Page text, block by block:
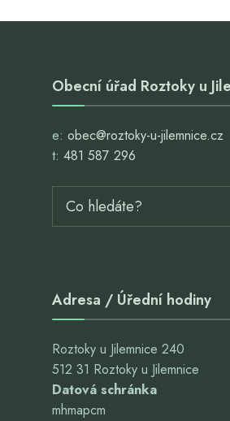
Obecní úřad Roztoky u
e: obec@roztoky-u-jilemnice.cz
t: 481 587 296
Adresa / Úřední hodiny
Roztoky u Jilemnice 240
512 31 Roztoky u Jilemnice
Datová schránka
mhmapcm